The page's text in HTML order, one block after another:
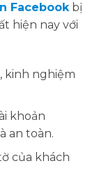
Facebookbị
hiện nay với
kinh nghiệm
khoản
an toàn.
của khách